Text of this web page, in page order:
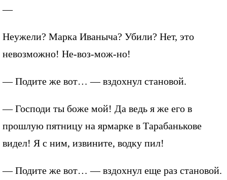
—
Неужели? Марка Иваныча? Убили? Нет, это
невозможно! Не-воз-мож-но!
— Подите же вот… — вздохнул становой.
— Господи ты боже мой! Да ведь я же его в
прошлую пятницу на ярмарке в Тарабанькове
видел! Я с ним, извините, водку пил!
— Подите же вот… — вздохнул еще раз становой.